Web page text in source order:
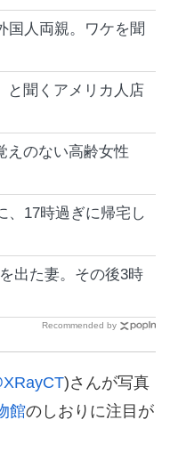
国人両親。ワケを聞
と聞くアメリカ人店
えのない高齢女性
、17時過ぎに帰宅し
出た妻。その後3時
Recommended by
)さんが写真
館のしおりに注目が